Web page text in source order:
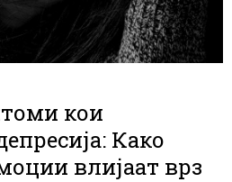
кои
Како
влијаат врз